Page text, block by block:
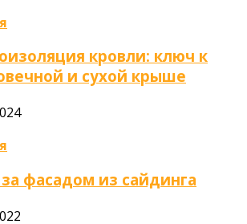
кровли: ключ к
и сухой крыше
фасадом из сайдинга